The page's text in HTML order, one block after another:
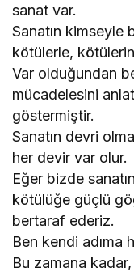
sanat var.
Sanatın kimseyle
kötülerle,
Var olduğundan
mücadelesini
göstermiştir.
Sanatın devri
her devir var olur.
Eğer bizde
kötülüğe güçlü
bertaraf ederiz.
Ben kendi adıma
Bu zamana